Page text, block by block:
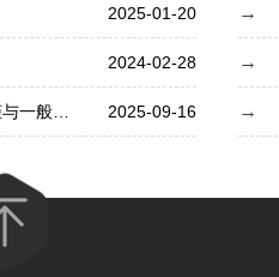
2025-01-20
2024-02-28
山东仿威图机柜：威图/仿威图机柜与一般机柜的差异 2025-09-16